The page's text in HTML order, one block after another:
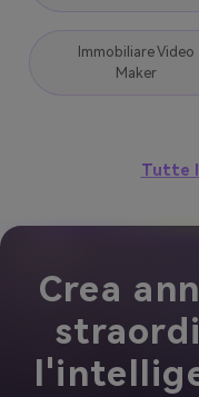
Immobiliare Video
Maker
Tutte
Crea